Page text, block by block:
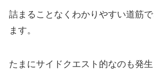
詰まることなくわかりやすい道筋
ます。
たまにサイドクエスト的なのも発生